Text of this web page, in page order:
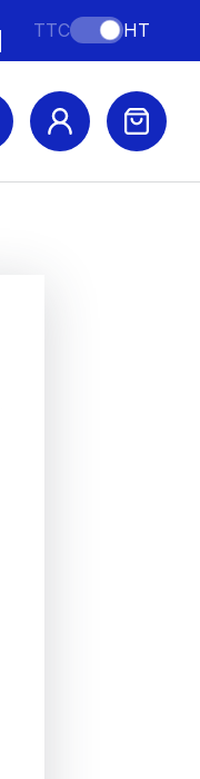
TTC HT